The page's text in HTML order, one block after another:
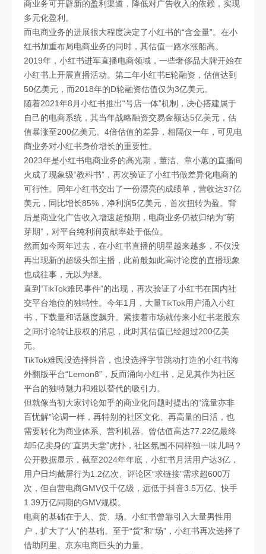
商业务可开辟新的盈利渠道，降低对广告收入的依赖，实现
多元化盈利。
而电商业务的进展很大程度决定了小红书的“含金量”。在小
红书加重布局电商业务的同时，其估值一路水涨船高。
2019年，小红书进军直播电商领域，一些奢侈品大牌开始在
小红书上开展直播活动。第二年小红书E轮融资，估值达到
50亿美元，而2018年的D轮融资估值仅为3亿美元。
随着2021年8月小红书推出“号店一体”机制，决心搭建属于
自己的电商系统，其当年战略融资交易金额达5亿美元，估
值暴涨至200亿美元。4倍估值的差异，相隔仅一年，可见电
商业务对小红书身价增长的重要性。
2023年是小红书电商业务的高光期，董洁、章小蕙的直播间
火成了现象级“教科书”，再次验证了小红书做差异化电商的
可行性。同年小红书交出了一份漂亮的成绩单，营收达37亿
美元，同比增长85%，净利润5亿美元，首次扭转为盈。背
后是商业化广告收入增速超预期，电商业务仍被归纳为“萌
芽期”，对平台纯利润贡献率处于低位。
然而如今两年过去，在小红书直播的明星越来越多，不仅没
再出现新的超级头部主播，此前般如此高讨论度的直播现象
也成往事，无以为继。
直到“TikTok难民事件”的出现，再次验证了小红书在国内社
交平台地位的独特性。今年1月，大量TikTok用户涌入小红
书，下载量和话题度飙升。紧接着市场就传来小红书老股东
之间讨论转让股权的消息，此时其估值已经超过200亿美
元。
TikTok难民没选择抖音，也没选择字节跳动打造的小红书海
外翻版平台“Lemon8”，反而涌向小红书，足见其作为社区
平台的独特魅力和难以替代的吸引力。
但就像当初大家讨论知乎的商业化问题时提出的“流量亦非
百忧解”论调一样，再特别的社区文化、再高量的日活，也
需要转化为商业体系、营利机器。曾估值高达77.22亿最终
却5亿卖身的“直男天堂”虎扑，社区氛围不同样独一味儿吗？
公开数据显示，截至2024年年底，小红书月活用户达3亿，
用户日均截屏行为1.2亿次、评论区“求链接”需求超600万
次，但自营电商GMV仅千亿级，远低于抖音3.5万亿、快手
1.39万亿同期的GMV规模。
电商的基础在于人、货、场。小红书曾靠引入大量男性用
户，扩大了“人”的基础。至于“货”和“场”，小红书再次选择了
借助阿里、京东电商巨头的力量。